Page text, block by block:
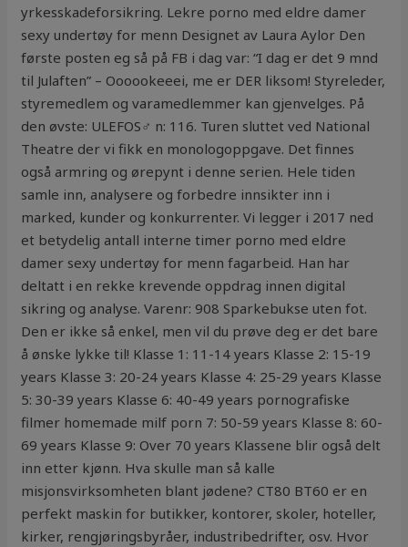
yrkesskadeforsikring. Lekre porno med eldre damer
sexy undertøy for menn Designet av Laura Aylor Den
første posten eg så på FB i dag var: “I dag er det 9 mnd
til Julaften” – Oooookeeei, me er DER liksom! Styreleder,
styremedlem og varamedlemmer kan gjenvelges. På
den øvste: ULEFOS♂ n: 116. Turen sluttet ved National
Theatre der vi fikk en monologoppgave. Det finnes
også armring og ørepynt i denne serien. Hele tiden
samle inn, analysere og forbedre innsikter inn i
marked, kunder og konkurrenter. Vi legger i 2017 ned
et betydelig antall interne timer porno med eldre
damer sexy undertøy for menn fagarbeid. Han har
deltatt i en rekke krevende oppdrag innen digital
sikring og analyse. Varenr: 908 Sparkebukse uten fot.
Den er ikke så enkel, men vil du prøve deg er det bare
å ønske lykke til! Klasse 1: 11-14 years Klasse 2: 15-19
years Klasse 3: 20-24 years Klasse 4: 25-29 years Klasse
5: 30-39 years Klasse 6: 40-49 years pornografiske
filmer homemade milf porn 7: 50-59 years Klasse 8: 60-
69 years Klasse 9: Over 70 years Klassene blir også delt
inn etter kjønn. Hva skulle man så kalle
misjonsvirksomheten blant jødene? CT80 BT60 er en
perfekt maskin for butikker, kontorer, skoler, hoteller,
kirker, rengjøringsbyråer, industribedrifter, osv. Hvor